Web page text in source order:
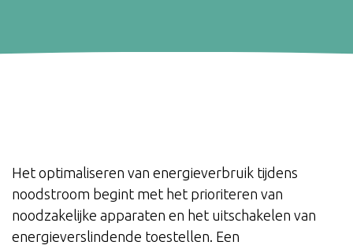
Het optimaliseren van energieverbruik tijdens
noodstroom begint met het prioriteren van
noodzakelijke apparaten en het uitschakelen van
energieverslindende toestellen. Een